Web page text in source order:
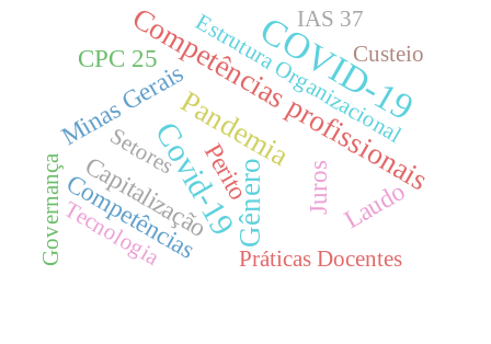
COVID-19
Covid-19Gênero
Pandemia
Competências profissionais
Capitalização Juros Laudo
Perito
Competências
Minas Gerais
CPC 25
Governança
Estrutura Organizacional
Custeio
Tecnologia
Setores
Práticas Docentes
IAS 37